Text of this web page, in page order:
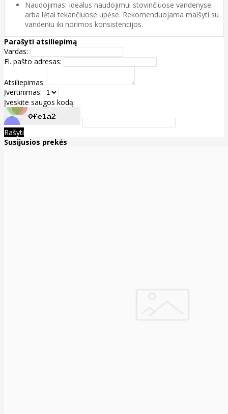
Naudojimas: Idealus naudojimui stovinčiuose vandenyse
arba lėtai tekančiuose upėse. Rekomenduojama maišyti su
vandeniu iki norimos konsistencijos.
Parašyti atsiliepimą
Vardas:
El. pašto adresas:
Atsiliepimas:
Įvertinimas:
Įveskite saugos kodą:
Rašyti
Susijusios prekės